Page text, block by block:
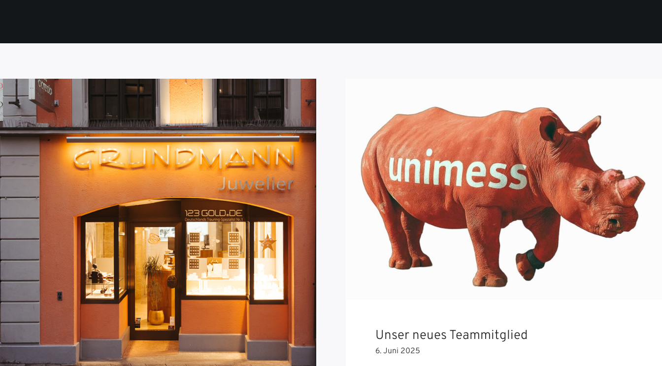
Unser neues Teammitglied
6. Juni 2025